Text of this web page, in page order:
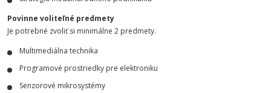
Povinne voliteľné predmety
Je potrebné zvoliť si minimálne 2 predmety.
Multimediálna technika
Programové prostriedky pre elektroniku
Senzorové mikrosystémy